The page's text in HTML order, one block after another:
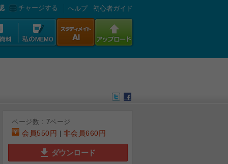
チャージする へルプ 初心者ガイド
ページ数 : 7ページ
会員550円 非会員660円
ダウンロード